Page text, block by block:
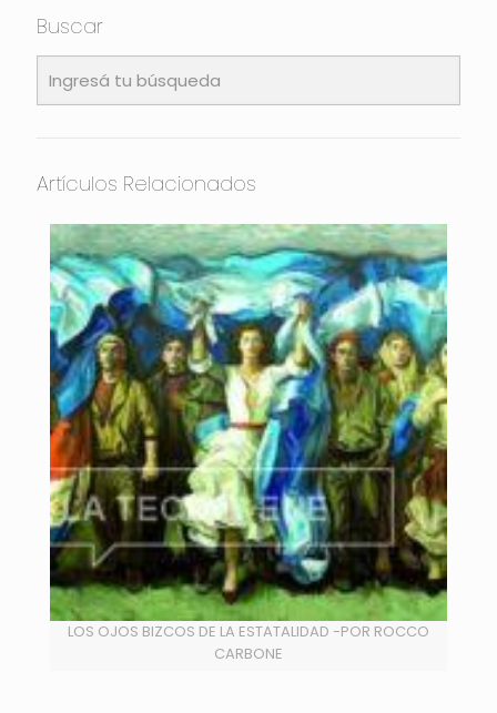
Buscar
Artículos Relacionados
LOS OJOS BIZCOS DE LA ESTATALIDAD -POR ROCCO
CARBONE